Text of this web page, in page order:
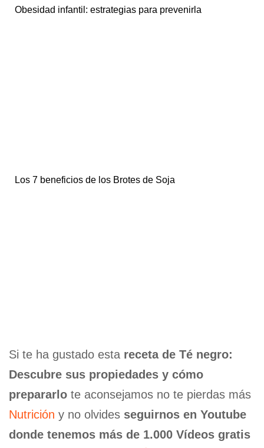
Obesidad infantil: estrategias para prevenirla
Los 7 beneficios de los Brotes de Soja
Si te ha gustado esta receta de Té negro:
Descubre sus propiedades y cómo
prepararlo te aconsejamos no te pierdas más
Nutrición y no olvides seguirnos en Youtube
donde tenemos más de 1.000 Vídeos gratis